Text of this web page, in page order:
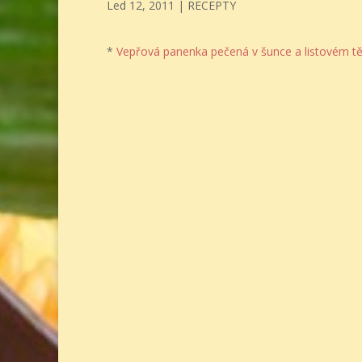
Led 12, 2011 | RECEPTY
* Vepřová panenka pečená v šunce a listovém